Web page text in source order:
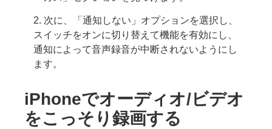
2. 次に、「通知しない」オプションを選択し、
スイッチをオンに切り替えて機能を有効にし、
通知によって音声録音が中断されないようにし
ます。
iPhoneでオーディオ/ビデオ
をこっそり録画する